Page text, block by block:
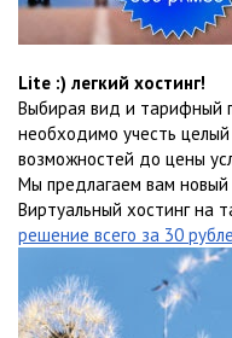
Lite :) легкий хостинг!
Выбирая вид и тарифный
необходимо учесть
возможностей до цены
Мы предлагаем вам
Виртуальный хостинг на
решение всего за 30